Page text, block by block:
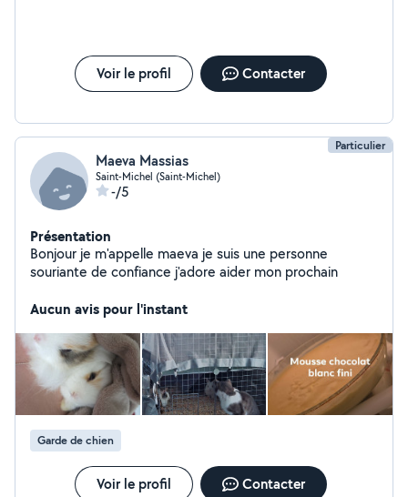
Voir le profil Contacter
Particulier
Maeva Massias
Saint-Michel (Saint-Michel)
-/5
Présentation
Bonjour je m'appelle maeva je suis une personne
souriante de confiance j'adore aider mon prochain
Aucun avis pour l'instant
Garde de chien
Voir le profil Contacter